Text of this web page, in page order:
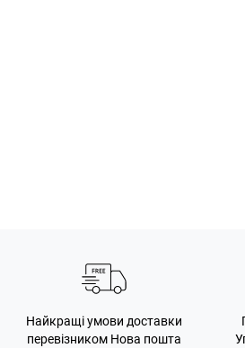
Найкращі умови доставки
перевізником Нова пошта